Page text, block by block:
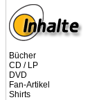
Bücher
CD / LP
DVD
Fan-Artikel
Shirts